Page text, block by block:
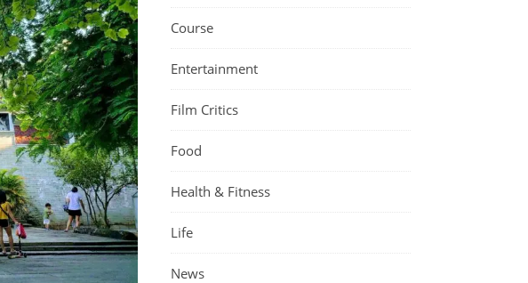
Course
Entertainment
Film Critics
Food
Health & Fitness
Life
News